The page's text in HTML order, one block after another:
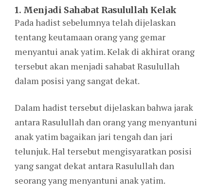
1. Menjadi Sahabat Rasulullah Kelak
Pada hadist sebelumnya telah dijelaskan
tentang keutamaan orang yang gemar
menyantui anak yatim. Kelak di akhirat orang
tersebut akan menjadi sahabat Rasulullah
dalam posisi yang sangat dekat.
Dalam hadist tersebut dijelaskan bahwa jarak
antara Rasulullah dan orang yang menyantuni
anak yatim bagaikan jari tengah dan jari
telunjuk. Hal tersebut mengisyaratkan posisi
yang sangat dekat antara Rasulullah dan
seorang yang menyantuni anak yatim.